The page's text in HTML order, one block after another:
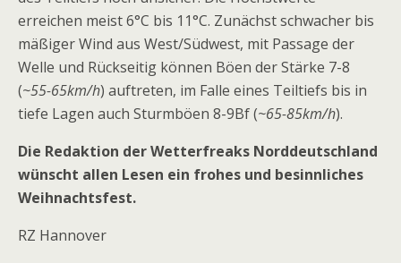
erreichen meist 6°C bis 11°C. Zunächst schwacher bis
mäßiger Wind aus West/Südwest, mit Passage der
Welle und Rückseitig können Böen der Stärke 7-8
(~55-65km/h) auftreten, im Falle eines Teiltiefs bis in
tiefe Lagen auch Sturmböen 8-9Bf (~65-85km/h).
Die Redaktion der Wetterfreaks Norddeutschland
wünscht allen Lesen ein frohes und besinnliches
Weihnachtsfest.
RZ Hannover